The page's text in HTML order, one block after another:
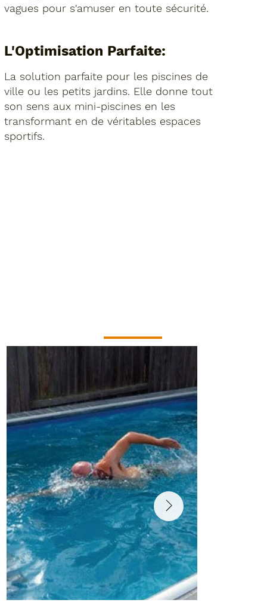
vagues pour s'amuser en toute sécurité.
L'Optimisation Parfaite:
La solution parfaite pour les piscines de
ville ou les petits jardins. Elle donne tout
son sens aux mini-piscines en les
transformant en de véritables espaces
sportifs.